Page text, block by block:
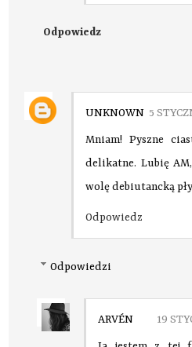
Odpowiedz
UNKNOWN 5
Mniam! Pyszne
delikatne. Lubię
wolę debiutancką
Odpowiedz
Odpowiedzi
ARVÉN 19